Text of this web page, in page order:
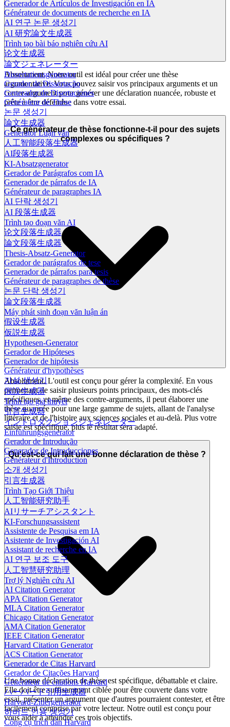
Generador de Artículos de Investigación en IA
Générateur de documents de recherche en IA
AI 연구 논문 생성기
AI 研究論文生成器
Trình tạo bài báo nghiên cứu AI
论文生成器
論文ジェネレーター
Dissertationsgenerator
Gerador de Dissertação
Generador de Disertaciones
Générateur de Thèse
논문 생성기
論文生成器
Generator Luận văn
人工智能段落生成器
AI段落生成器
KI-Absatzgenerator
Gerador de Parágrafos com IA
Generador de párrafos de IA
Générateur de paragraphes IA
AI 단락 생성기
AI 段落生成器
Trình tạo đoạn văn AI
论文段落生成器
論文段落生成器
Thesis-Absatz-Generator
Gerador de parágrafos de tese
Generador de párrafos para tesis
Générateur de paragraphes de thèse
논문 단락 생성기
論文段落生成器
Máy phát sinh đoạn văn luận án
假设生成器
仮説生成器
Hypothesen-Generator
Gerador de Hipóteses
Generador de hipótesis
Générateur d'hypothèses
가설 생성기
假設生成器
Trình tạo giả thuyết
引言生成器
イントロダクションジェネレーター
Einführungsgenerator
Gerador de Introdução
Generador de Introducciones
Générateur d'Introduction
소개 생성기
引言生成器
Trình Tạo Giới Thiệu
人工智能研究助手
AIリサーチアシスタント
KI-Forschungsassistent
Assistente de Pesquisa em IA
Asistente de Investigación AI
Assistant de recherche en IA
AI 연구 보조 도구
人工智慧研究助理
Trợ lý Nghiên cứu AI
AI Citation Generator
APA Citation Generator
MLA Citation Generator
Chicago Citation Generator
AMA Citation Generator
IEEE Citation Generator
Harvard Citation Generator
ACS Citation Generator
Generador de Citas Harvard
Gerador de Citações Harvard
Générateur de citations Harvard
ハーバード引用生成器
Harvard-Zitiergenerator
하버드 인용 생성기
Công cụ trích dẫn Harvard
Absolument. Notre outil est idéal pour créer une thèse
argumentative. Vous pouvez saisir vos principaux arguments et un
contre-argument pour générer une déclaration nuancée, robuste et
prête à être défendue dans votre essai.
Ce générateur de thèse fonctionne-t-il pour des sujets
complexes ou spécifiques ?
Absolument. L'outil est conçu pour gérer la complexité. En vous
permettant de saisir plusieurs points principaux, des mots-clés
spécifiques, et même des contre-arguments, il peut élaborer une
thèse nuancée pour une large gamme de sujets, allant de l'analyse
littéraire et de l'histoire aux sciences sociales et au-delà. Plus votre
saisie est spécifique, plus le résultat sera adapté.
Qu'est-ce qui fait une bonne déclaration de thèse ?
Une bonne déclaration de thèse est spécifique, débattable et claire.
Elle doit être suffisamment ciblée pour être couverte dans votre
essai, présenter un argument que d'autres pourraient contester, et être
facilement comprise par votre lecteur. Notre outil est conçu pour
vous aider à atteindre ces trois objectifs.